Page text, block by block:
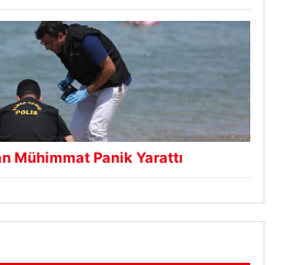
Mühimmat Panik Yarattı